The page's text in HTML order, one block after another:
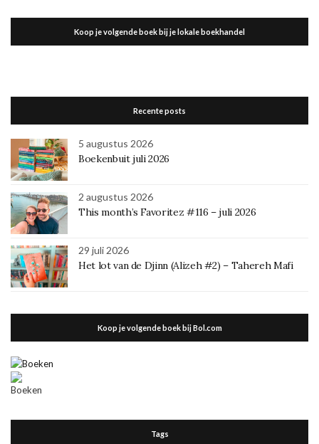
Koop je volgende boek bij je lokale boekhandel
Recente posts
5 augustus 2026
Boekenbuit juli 2026
2 augustus 2026
This month’s Favoritez #116 – juli 2026
29 juli 2026
Het lot van de Djinn (Alizeh #2) – Tahereh Mafi
Koop je volgende boek bij Bol.com
Tags